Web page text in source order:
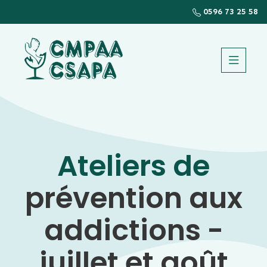
0596 73 25 58
Ateliers de
prévention aux
addictions -